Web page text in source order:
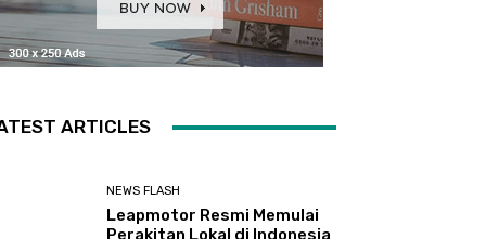
ARTICLES
NEWS FLASH
Leapmotor Resmi Memulai
Perakitan Lokal di Indonesia